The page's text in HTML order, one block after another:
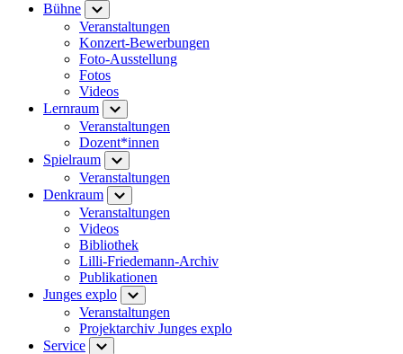
Bühne
Veranstaltungen
Konzert-Bewerbungen
Foto-Ausstellung
Fotos
Videos
Lernraum
Veranstaltungen
Dozent*innen
Spielraum
Veranstaltungen
Denkraum
Veranstaltungen
Videos
Bibliothek
Lilli-Friedemann-Archiv
Publikationen
Junges explo
Veranstaltungen
Projektarchiv Junges explo
Service